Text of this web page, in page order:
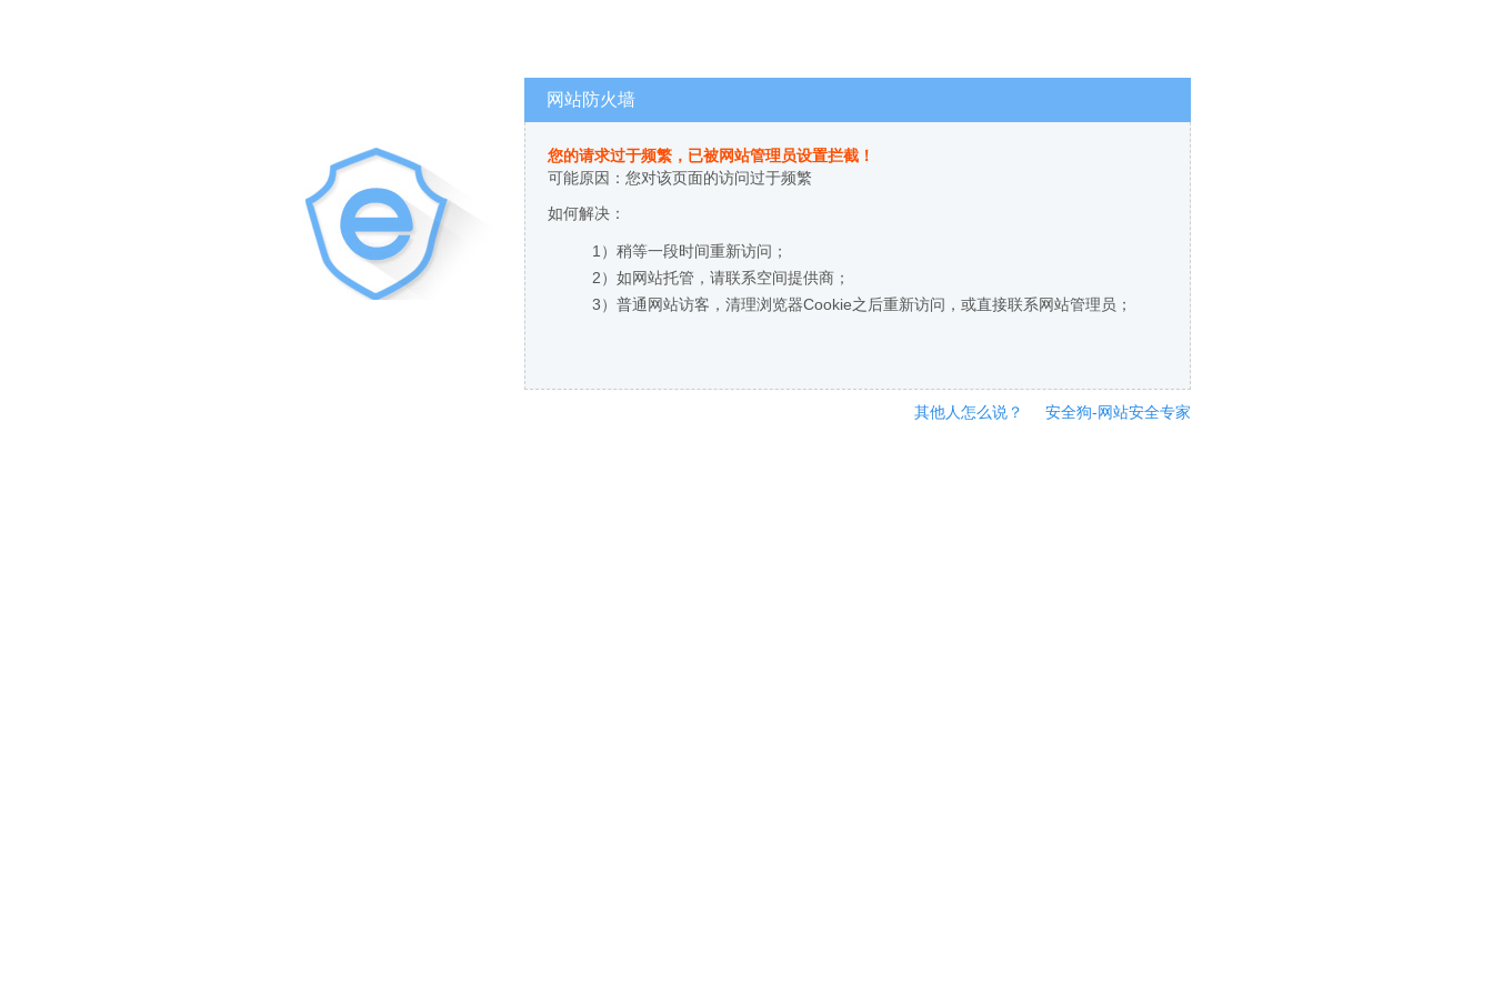
网站防火墙
您的请求过于频繁，已被网站管理员设置拦截！
可能原因：您对该页面的访问过于频繁
如何解决：
1）稍等一段时间重新访问；
2）如网站托管，请联系空间提供商；
3）普通网站访客，清理浏览器Cookie之后重新访问，或直接联系网站管理员；
其他人怎么说？ 安全狗-网站安全专家